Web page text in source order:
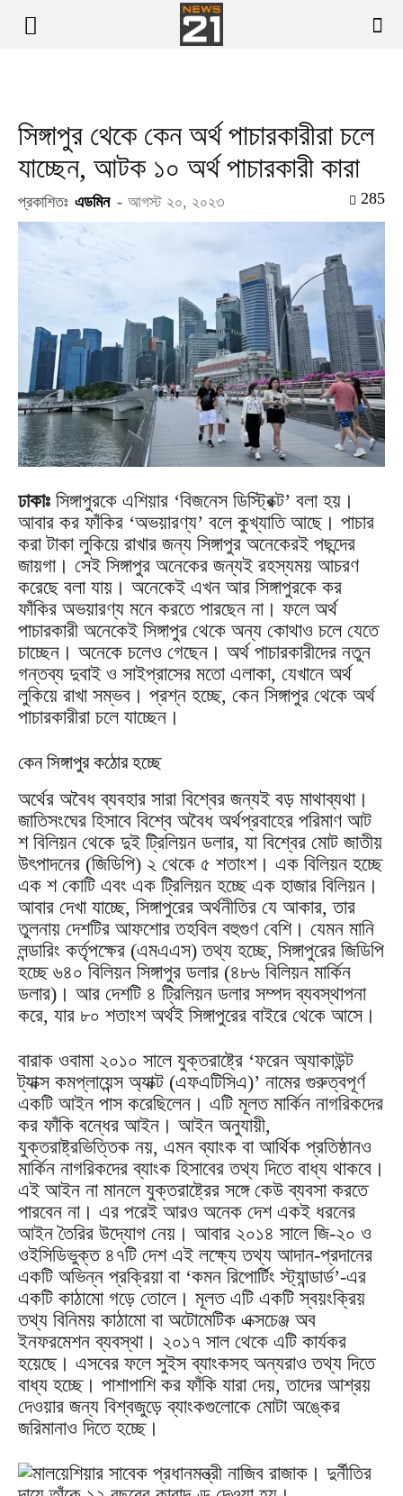
সিঙ্গাপুর থেকে কেন অর্থ পাচারকারীরা চলে
যাচ্ছেন, আটক ১০ অর্থ পাচারকারী কারা
প্রকাশিতঃ এডমিন - আগস্ট ২০, ২০২৩ 285
ঢাকাঃ সিঙ্গাপুরকে এশিয়ার ‘বিজনেস ডিস্ট্রিক্ট’ বলা হয়।
আবার কর ফাঁকির ‘অভয়ারণ্য’ বলে কুখ্যাতি আছে। পাচার
করা টাকা লুকিয়ে রাখার জন্য সিঙ্গাপুর অনেকেরই পছন্দের
জায়গা। সেই সিঙ্গাপুর অনেকের জন্যই রহস্যময় আচরণ
করেছে বলা যায়। অনেকেই এখন আর সিঙ্গাপুরকে কর
ফাঁকির অভয়ারণ্য মনে করতে পারছেন না। ফলে অর্থ
পাচারকারী অনেকেই সিঙ্গাপুর থেকে অন্য কোথাও চলে যেতে
চাচ্ছেন। অনেকে চলেও গেছেন। অর্থ পাচারকারীদের নতুন
গন্তব্য দুবাই ও সাইপ্রাসের মতো এলাকা, যেখানে অর্থ
লুকিয়ে রাখা সম্ভব। প্রশ্ন হচ্ছে, কেন সিঙ্গাপুর থেকে অর্থ
পাচারকারীরা চলে যাচ্ছেন।
কেন সিঙ্গাপুর কঠোর হচ্ছে
অর্থের অবৈধ ব্যবহার সারা বিশ্বের জন্যই বড় মাথাব্যথা।
জাতিসংঘের হিসাবে বিশ্বে অবৈধ অর্থপ্রবাহের পরিমাণ আট
শ বিলিয়ন থেকে দুই ট্রিলিয়ন ডলার, যা বিশ্বের মোট জাতীয়
উৎপাদনের (জিডিপি) ২ থেকে ৫ শতাংশ। এক বিলিয়ন হচ্ছে
এক শ কোটি এবং এক ট্রিলিয়ন হচ্ছে এক হাজার বিলিয়ন।
আবার দেখা যাচ্ছে, সিঙ্গাপুরের অর্থনীতির যে আকার, তার
তুলনায় দেশটির আফশোর তহবিল বহুগুণ বেশি। যেমন মানি
লন্ডারিং কর্তৃপক্ষের (এমএএস) তথ্য হচ্ছে, সিঙ্গাপুরের জিডিপি
হচ্ছে ৬৪০ বিলিয়ন সিঙ্গাপুর ডলার (৪৮৬ বিলিয়ন মার্কিন
ডলার)। আর দেশটি ৪ ট্রিলিয়ন ডলার সম্পদ ব্যবস্থাপনা
করে, যার ৮০ শতাংশ অর্থই সিঙ্গাপুরের বাইরে থেকে আসে।
বারাক ওবামা ২০১০ সালে যুক্তরাষ্ট্রে ‘ফরেন অ্যাকাউন্ট
ট্যাক্স কমপ্লায়েন্স অ্যাক্ট (এফএটিসিএ)’ নামের গুরুত্বপূর্ণ
একটি আইন পাস করেছিলেন। এটি মূলত মার্কিন নাগরিকদের
কর ফাঁকি বন্ধের আইন। আইন অনুযায়ী,
যুক্তরাষ্ট্রভিত্তিক নয়, এমন ব্যাংক বা আর্থিক প্রতিষ্ঠানও
মার্কিন নাগরিকদের ব্যাংক হিসাবের তথ্য দিতে বাধ্য থাকবে।
এই আইন না মানলে যুক্তরাষ্ট্রের সঙ্গে কেউ ব্যবসা করতে
পারবেন না। এর পরেই আরও অনেক দেশ একই ধরনের
আইন তৈরির উদ্যোগ নেয়। আবার ২০১৪ সালে জি-২০ ও
ওইসিডিভুক্ত ৪৭টি দেশ এই লক্ষ্যে তথ্য আদান-প্রদানের
একটি অভিন্ন প্রক্রিয়া বা ‘কমন রিপোর্টিং স্ট্যান্ডার্ড’-এর
একটি কাঠামো গড়ে তোলে। মূলত এটি একটি স্বয়ংক্রিয়
তথ্য বিনিময় কাঠামো বা অটোমেটিক এক্সচেঞ্জ অব
ইনফরমেশন ব্যবস্থা। ২০১৭ সাল থেকে এটি কার্যকর
হয়েছে। এসবের ফলে সুইস ব্যাংকসহ অন্যরাও তথ্য দিতে
বাধ্য হচ্ছে। পাশাপাশি কর ফাঁকি যারা দেয়, তাদের আশ্রয়
দেওয়ার জন্য বিশ্বজুড়ে ব্যাংকগুলোকে মোটা অঙ্কের
জরিমানাও দিতে হচ্ছে।